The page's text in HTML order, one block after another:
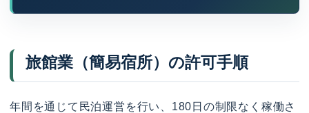
旅館業（簡易宿所）の許可手順
年間を通じて民泊運営を行い、180日の制限なく稼働さ